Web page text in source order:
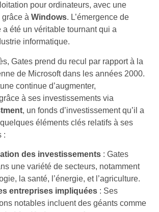
pour ordinateurs, avec une
grâce à Windows. L’émergence de
a été un véritable tournant qui a
informatique.
Gates prend du recul par rapport à la
de Microsoft dans les années 2000.
continue d’augmenter,
à ses investissements via
, un fonds d’investissement qu’il a
éléments clés relatifs à ses
:
des investissements : Gates
une variété de secteurs, notamment
la santé, l’énergie, et l’agriculture.
entreprises impliquées : Ses
notables incluent des géants comme